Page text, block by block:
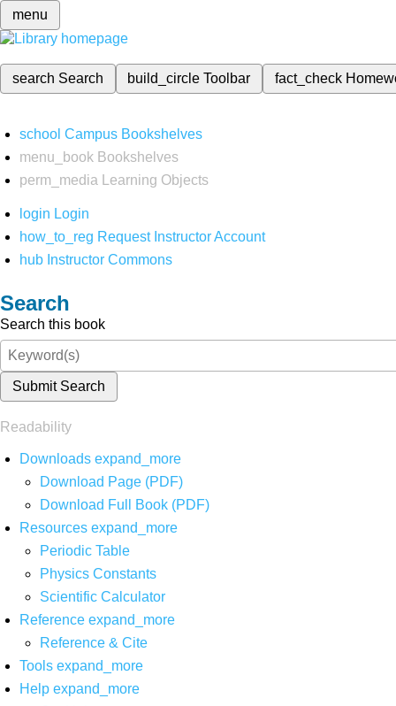
menu
search Search build_circleToolbar fact_check
school Campus Bookshelves
menu_book Bookshelves
perm_media
Learning Objects
login Login
how_to_reg Request Instructor Account
hub Instructor Commons
Search
Search this book
Submit Search
Readability
Downloads expand_more
Download Page (PDF)
Download Full Book (PDF)
Resources expand_more
Periodic Table
Physics Constants
Scientific Calculator
Reference expand_more
Reference & Cite
Tools expand_more
Help expand_more